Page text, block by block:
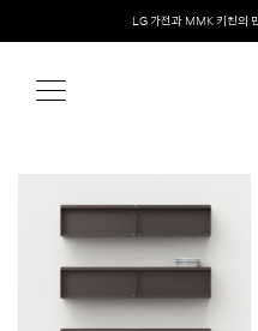
Welcome! 신규 회원가입 시
LG 가전과 MMK 키친의